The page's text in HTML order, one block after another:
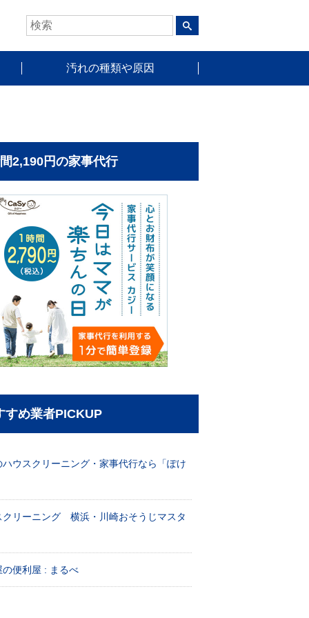
汚れの種類や原因
2,190円の家事代行
すめ業者PICKUP
ハウスクリーニング・家事代行なら「ぽけ
クリーニング 横浜・川崎おそうじマスタ
の便利屋 : まるべ